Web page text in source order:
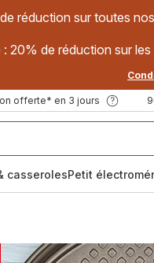
réduction sur toutes
20% de réduction sur
offerte* en 3 jours
casserolesPetit